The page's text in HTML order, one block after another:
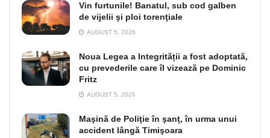
Vin furtunile! Banatul, sub cod galben
de vijelii şi ploi torenţiale
AUGUST 5, 2026
Noua Legea a Integrității a fost adoptată,
cu prevederile care îl vizează pe Dominic
Fritz
AUGUST 5, 2026
Maşină de Poliţie în şanţ, în urma unui
accident lângă Timişoara